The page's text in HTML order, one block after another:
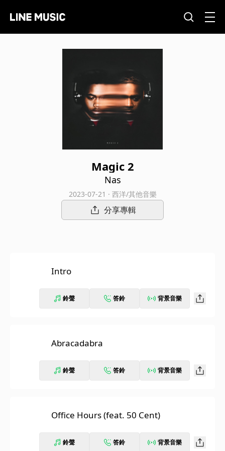
Magic 2
Nas
2023-07-21 · 西洋/其他音樂
分享專輯
Intro
鈴聲 答鈴 背景音樂
Abracadabra
鈴聲 答鈴 背景音樂
Office Hours (feat. 50 Cent)
鈴聲 答鈴 背景音樂